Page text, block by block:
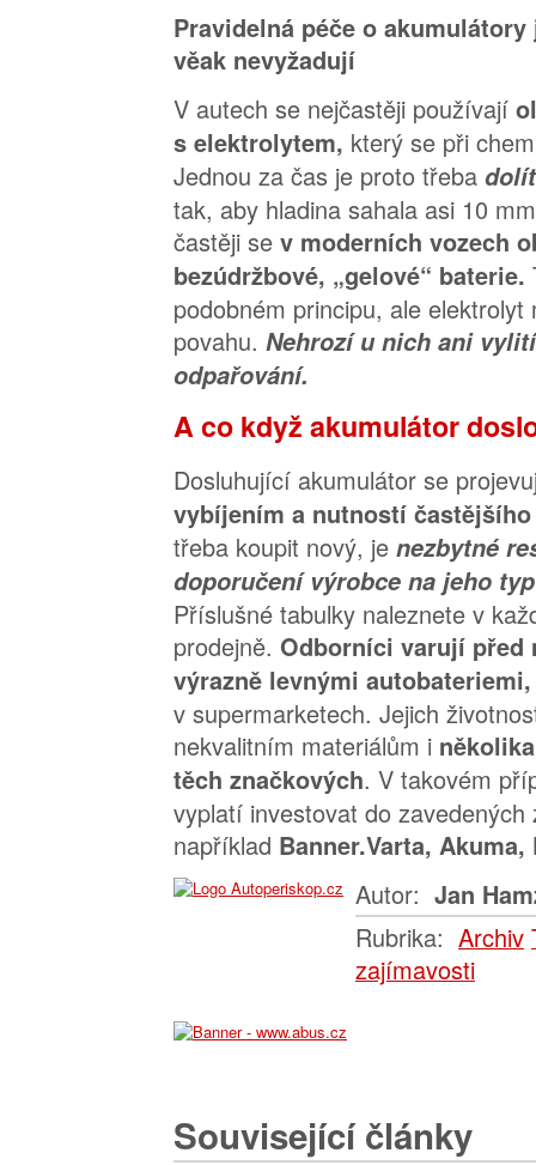
Pravidelná péče o
věak nevyžadují
V autech se nejčastěji používají
s elektrolytem, který se při
Jednou za čas je proto třeba
tak, aby hladina sahala asi 10
častěji se v moderních vozech
bezúdržbové, „gelové“ baterie.
podobném principu, ale elektrolyt
povahu. Nehrozí u nich ani
odpařování.
A co když akumulátor
Dosluhující akumulátor se
vybíjením a nutností
třeba koupit nový, je nezbytné
doporučení výrobce na jeho
Příslušné tabulky naleznete v
prodejně. Odborníci varují před
výrazně levnými autobateriemi,
v supermarketech. Jejich
nekvalitním materiálům i
těch značkových. V takovém
vyplatí investovat do zavedených
například Banner.Varta,
Autor: Jan
Rubrika: Archiv
zajímavosti
Související články